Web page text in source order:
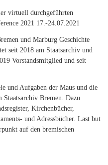
virtuell durchgeführten
2021 17.-24.07.2021
und Marburg Geschichte
seit 2018 am Staatsarchiv und
Vorstandsmitglied und seit
und Aufgaben der Maus und die
Staatsarchiv Bremen. Dazu
Kirchenbücher,
und Adressbücher. Last but
auf den bremischen